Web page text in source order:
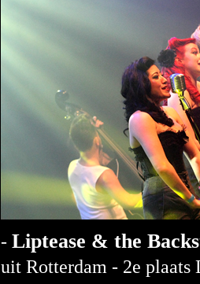
- Liptease & the
uit Rotterdam - 2e